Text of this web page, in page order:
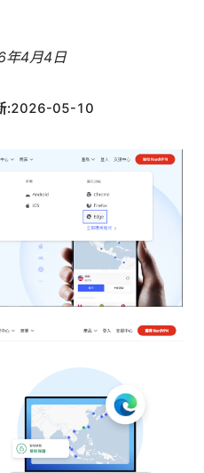
年4月4日
:2026-05-10